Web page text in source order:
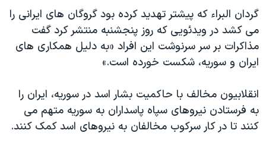
گردان البراء که پیشتر تهدید کرده بود گروگان های ایرانی را
می کشد در ویدئویی که روز پنجشنبه منتشر کرد گفت
مذاکرات بر سر سرنوشت این افراد «به دلیل همکاری های
ایران و سوریه، شکست خورده است.»
انقلابیون مخالف با حاکمیت بشار اسد در سوریه، ایران را
به فرستادن نیروهای سپاه پاسداران به سوریه متهم می
کنند تا در کار سرکوب مخالفان به نیروهای اسد کمک کنند.